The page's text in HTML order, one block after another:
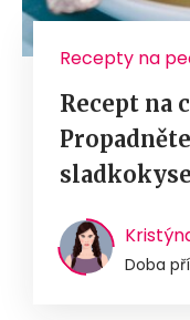
Recepty na
Recept na
Doba